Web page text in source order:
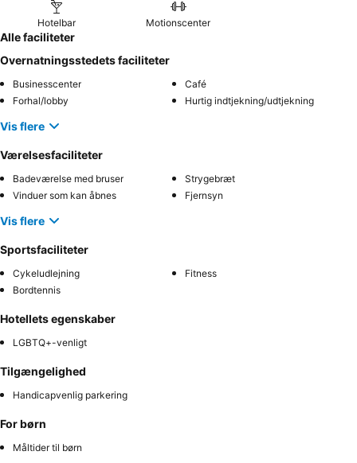
Hotelbar Motionscenter
Alle faciliteter
Overnatningsstedets faciliteter
Businesscenter
Café
Forhal/lobby
Hurtig indtjekning/udtjekning
Vis flere
Værelsesfaciliteter
Badeværelse med bruser
Strygebræt
Vinduer som kan åbnes
Fjernsyn
Vis flere
Sportsfaciliteter
Cykeludlejning
Fitness
Bordtennis
Hotellets egenskaber
LGBTQ+-venligt
Tilgængelighed
Handicapvenlig parkering
For børn
Måltider til børn